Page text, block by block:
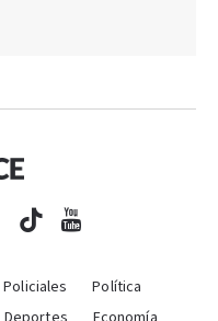
Policiales
Política